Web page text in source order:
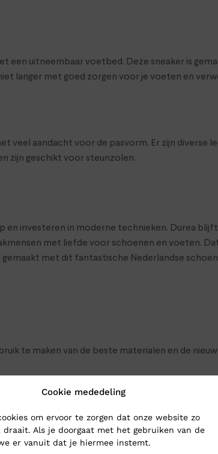
Cookie mededeling
om ervoor te zorgen dat onze website zo
draait. Als je doorgaat met het gebruiken van de
er vanuit dat je hiermee instemt.
een uitneembaar voetbed. Deze sneaker is
langer met goed zorgen voor je voeten en
aandacht voor de pasvorm. Er zijn diverse
zijn geschikt voor steunzolen.
en investeren in moderne technieken. Durea
met liefde voor schoenen en voeten.
met dit fantastische Nederlandse
te maken van de beste materialen en de
Schoenen in Geldrop.